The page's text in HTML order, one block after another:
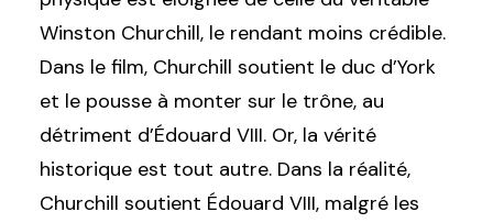
Winston Churchill, le rendant moins crédible.
Dans le film, Churchill soutient le duc d’York
et le pousse à monter sur le trône, au
détriment d’Édouard VIII. Or, la vérité
historique est tout autre. Dans la réalité,
Churchill soutient Édouard VIII, malgré les